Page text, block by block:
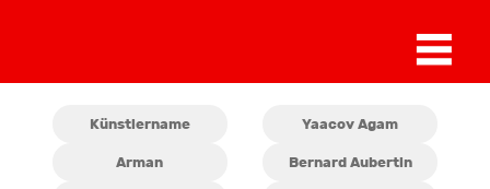
Künstlername Yaacov Agam
Arman Bernard Aubertin